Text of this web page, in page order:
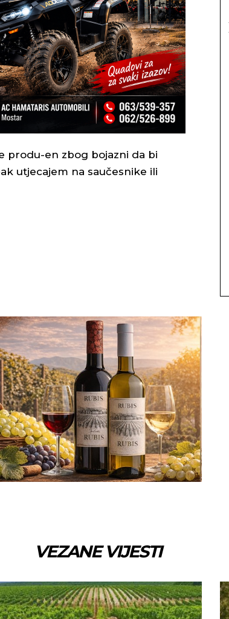
produ-en zbog bojazni da bi
utjecajem na saučesnike ili
VEZANE VIJESTI